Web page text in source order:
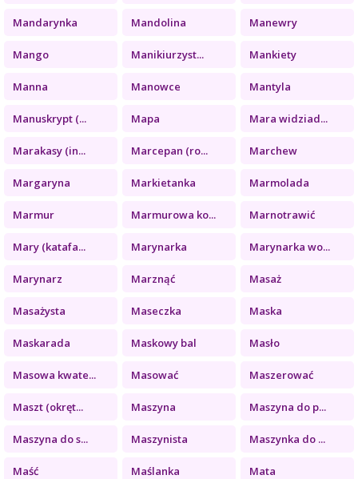
Mandarynka Mandolina Manewry
Mango Manikiurzyst... Mankiety
Manna Manowce Mantyla
Manuskrypt (... Mapa Mara widziad...
Marakasy (in... Marcepan (ro... Marchew
Margaryna Markietanka Marmolada
Marmur Marmurowa ko... Marnotrawić
Mary (katafa... Marynarka Marynarka wo...
Marynarz Marznąć Masaż
Masażysta Maseczka Maska
Maskarada Maskowy bal Masło
Masowa kwate... Masować Maszerować
Maszt (okręt... Maszyna Maszyna do p...
Maszyna do s... Maszynista Maszynka do ...
Maść Maślanka Mata